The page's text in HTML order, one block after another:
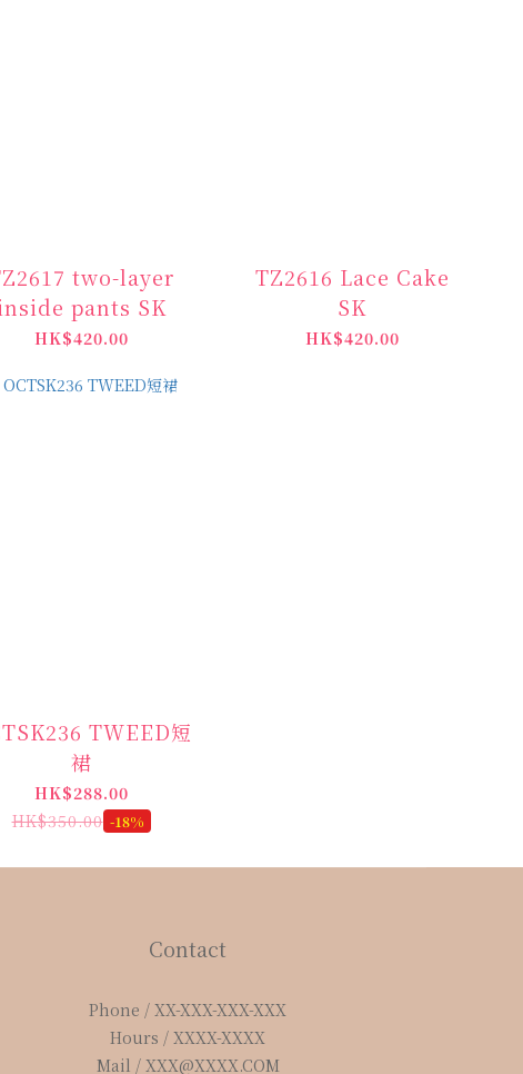
two-layer
pants SK
HK$420.00
TZ2616 Lace Cake
SK
HK$420.00
TWEED短
裙
HK$288.00
HK$350.00 -18%
Contact
Phone / XX-XXX-XXX-XXX
Hours / XXXX-XXXX
Mail / XXX@XXXX.COM